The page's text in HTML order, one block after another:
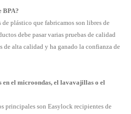
BPA?
plástico que fabricamos son libres de
debe pasar varias pruebas de calidad
de alta calidad y ha ganado la confianza de
en el microondas, el lavavajillas o el
principales son Easylock recipientes de